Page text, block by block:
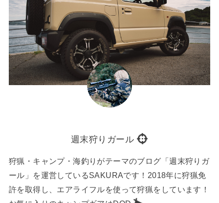
週末狩りガール
狩猟・キャンプ・海釣りがテーマのブログ「週末狩りガ
ール」を運営しているSAKURAです！2018年に狩猟免
許を取得し、エアライフルを使って狩猟をしています！